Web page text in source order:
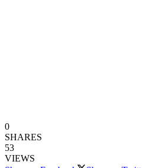
0
SHARES
53
VIEWS